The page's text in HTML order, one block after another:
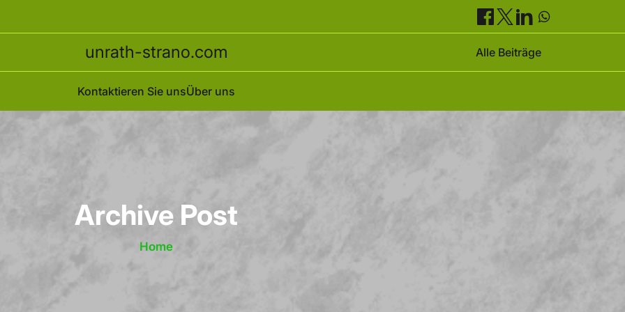
unrath-strano.com Alle Beiträge
Kontaktieren Sie unsÜber uns
Archive Post
Home